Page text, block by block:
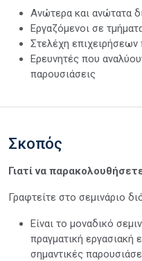
Ανώτερα και ανώτατα
Εργαζόμενοι σε
Στελέχη
Ερευνητές που
παρουσιάσεις
Σκοπός
Γιατί να
Γραφτείτε στο σεμινάριο
Είναι το μοναδικό
πραγματική εργασιακή
σημαντικές